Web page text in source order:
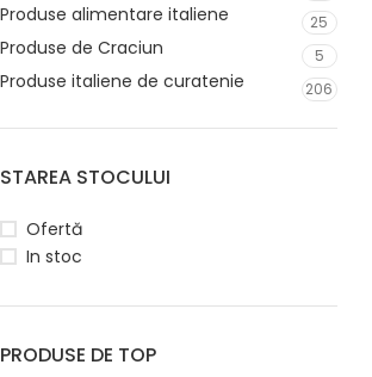
Produse alimentare italiene 25
Produse de Craciun 5
Produse italiene de curatenie 206
STAREA STOCULUI
Ofertă
In stoc
PRODUSE DE TOP